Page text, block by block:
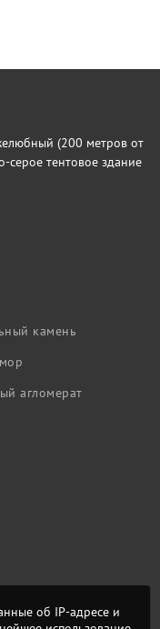
(200 метров от
серое тентовое здание
камень
агломерат
об IP-адресе и